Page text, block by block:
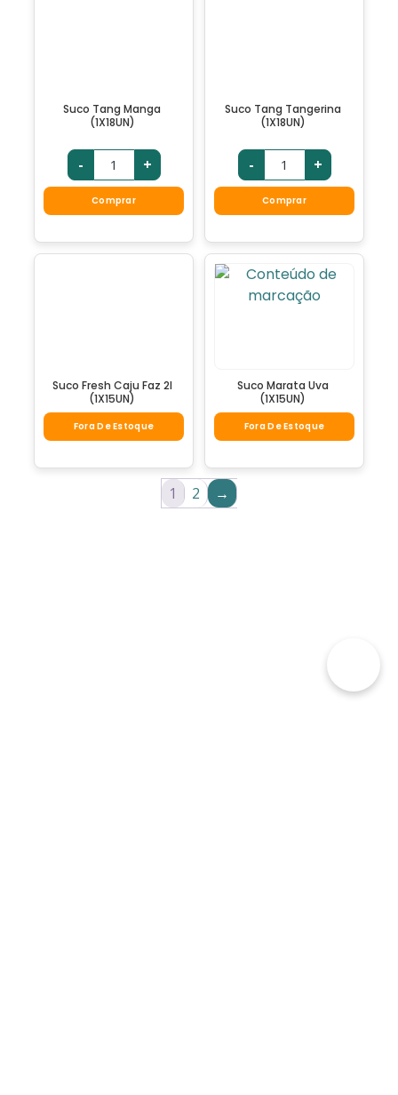
Suco Tang Manga
(1X18UN)
- +
Comprar
Suco Tang Tangerina
(1X18UN)
- +
Comprar
Suco Fresh Caju Faz 2l
(1X15UN)
Fora De Estoque
Suco Marata Uva
(1X15UN)
Fora De Estoque
1 2 →